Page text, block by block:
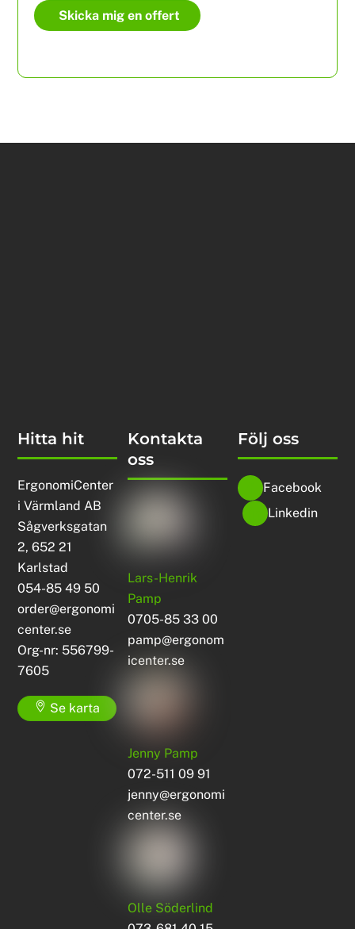
Skicka mig en offert
Hitta hit
ErgonomiCenter
i Värmland AB
Sågverksgatan
2, 652 21
Karlstad
054-85 49 50
order@ergonomi
center.se
Org-nr: 556799-
7605
Se karta
Kontakta
oss
Lars-Henrik
Pamp
0705-85 33 00
pamp@ergonom
icenter.se
Jenny Pamp
072-511 09 91
jenny@ergonomi
center.se
Olle Söderlind
Följ oss
Facebook
Linkedin